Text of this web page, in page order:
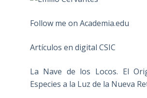
Follow me on Academia.edu
Artículos en digital CSIC
La Nave de los Locos. El
Especies a la Luz de la Nueva